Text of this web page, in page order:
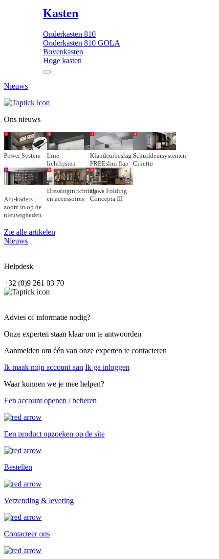
Kasten
Onderkasten 810
Onderkasten 810 GOLA
Bovenkasten
Hoge kasten
Nieuws
Ons nieuws
Power System
Line
lichtlijsten
Klapdeurbeslag
FREEslim flap
Schuifdeursystemen
Cinetto
Alu-kaders :
zoom in op de
nieuwigheden
Dressinginrichting
en accessoires
Hawa Folding
Concepta III
Zie alle artikelen
Nieuws
Helpdesk
+32 (0)9 261 03 70
Advies of informatie nodig?
Onze experten staan klaar om te antwoorden
Aanmelden om één van onze experten te contacteren
Ik maak mijn account aan Ik ga inloggen
Waar kunnen we je mee helpen?
Een account openen / beheren
Een product opzoeken op de site
Bestellen
Verzending & levering
Contacteer ons